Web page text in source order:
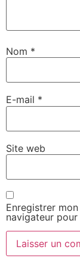
Nom *
E-mail *
Site web
Enregistrer
navigateur